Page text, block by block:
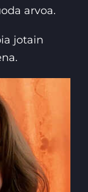
arvoa.
jotain